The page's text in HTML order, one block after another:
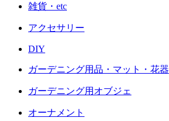
雑貨・etc
アクセサリー
DIY
ガーデニング用品・マット・花器
ガーデニング用オブジェ
オーナメント